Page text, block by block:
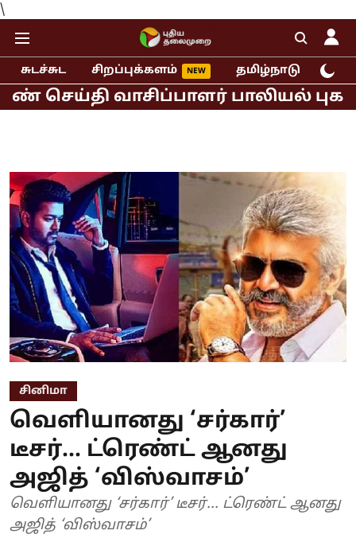
\
சுடச்சுட சிறப்புக்களம் தமிழ்நாடு
வாசிப்பாளர் பாலியல் புகார்!
சினிமா
வெளியானது ‘சர்கார்’
டீசர்... ட்ரெண்ட் ஆனது
அஜித் ‘விஸ்வாசம்’
வெளியானது ‘சர்கார்’ டீசர்... ட்ரெண்ட் ஆனது
அஜித் ‘விஸ்வாசம்’